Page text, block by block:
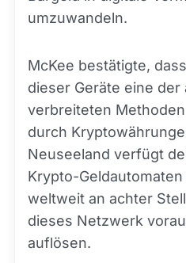
umzuwandeln.
McKee bestätigte,
dieser Geräte eine der
verbreiteten
durch
Neuseeland verfügt
Krypto-
weltweit an achter
dieses Netzwerk
auflösen.